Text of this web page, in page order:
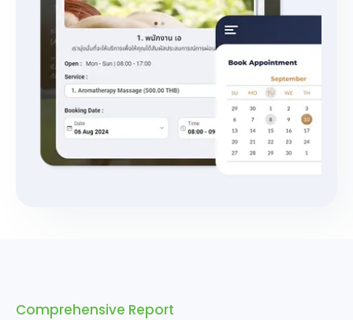
Comprehensive Report